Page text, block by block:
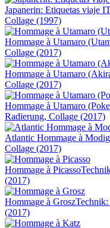
Japanerin: Etiquetas viaje I
Collage (1997)
Hommage à Utamaro
Collage (2017)
Hommage à Utamaro
Collage (2017)
Hommage à Utamaro
Radierung, Collage (2017)
Atlantic Hommage à
Collage (2017)
Hommage à Picasso
(2017)
Hommage à Grosz
(2017)